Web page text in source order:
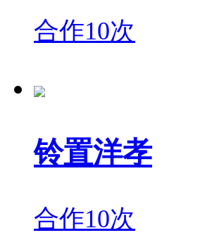
合作10次
铃置洋孝
合作10次